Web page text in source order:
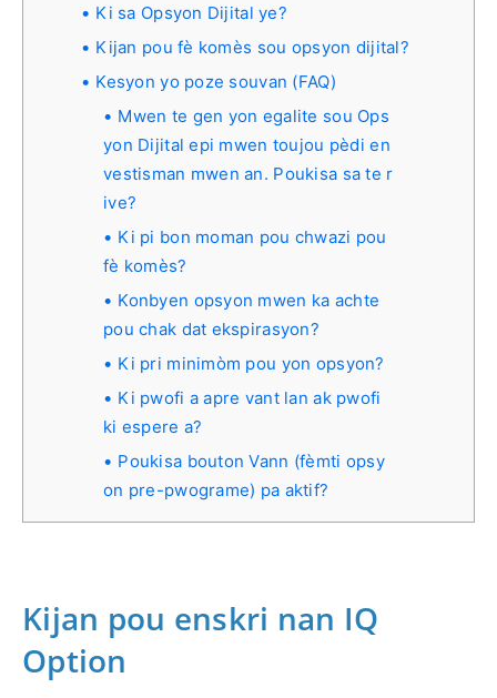
Ki sa Opsyon Dijital ye?
Kijan pou fè komès sou opsyon dijital?
Kesyon yo poze souvan (FAQ)
Mwen te gen yon egalite sou Ops
yon Dijital epi mwen toujou pèdi en
vestisman mwen an. Poukisa sa te r
ive?
Ki pi bon moman pou chwazi pou
fè komès?
Konbyen opsyon mwen ka achte
pou chak dat ekspirasyon?
Ki pri minimòm pou yon opsyon?
Ki pwofi a apre vant lan ak pwofi
ki espere a?
Poukisa bouton Vann (fèmti opsy
on pre-pwograme) pa aktif?
Kijan pou enskri nan IQ
Option